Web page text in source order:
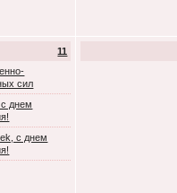
11
сил
днем
с днем